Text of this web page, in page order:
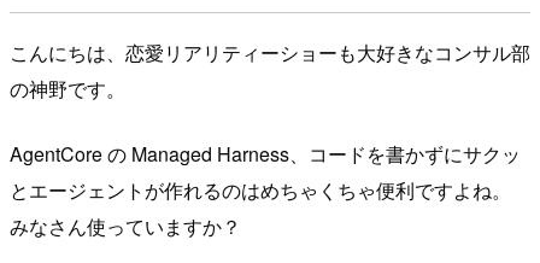
こんにちは、恋愛リアリティーショーも大好きなコンサル部
の神野です。
AgentCore の Managed Harness、コードを書かずにサクッ
とエージェントが作れるのはめちゃくちゃ便利ですよね。
みなさん使っていますか？